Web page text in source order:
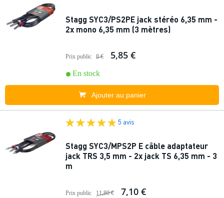
Stagg SYC3/PS2PE jack stéréo 6,35 mm -
2x mono 6,35 mm (3 mètres)
Prix public 8 € 5,85 €
En stock
Ajouter au panier
5 avis
Stagg SYC3/MPS2P E câble adaptateur
jack TRS 3,5 mm - 2x jack TS 6,35 mm - 3
m
Prix public 11,80 € 7,10 €